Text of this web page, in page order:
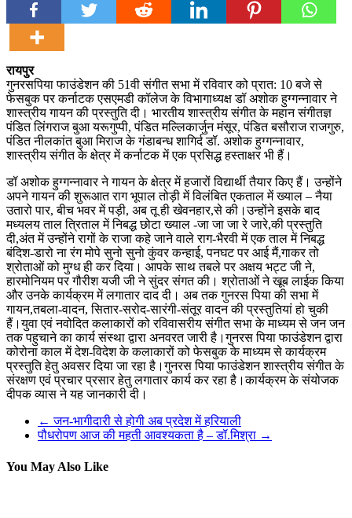
रायपुर
गुनरसपिया फाउंडेशन की 51वी संगीत सभा में रविवार को प्रात: 10 बजे से
फेसबुक पर कर्नाटक एसएमडी कॉलेज के विभागाध्यक्ष डॉ अशोक हुग्गन्नावार ने
शास्त्रीय गायन की प्रस्तुति दी। भारतीय शास्त्रीय संगीत के महान संगीतज्ञ
पंडित लिंगराज बुआ यरूगुप्पी, पंडित मल्लिकार्जुन मंसूर, पंडित बसौराज राजगुरु,
पंडित नीलकांत बुआ मिराज के गंडाबन्ध शागिर्द डॉ. अशोक हुग्गन्नावार,
शास्त्रीय संगीत के क्षेत्र में कर्नाटक में एक प्रसिद्ध हस्ताक्षर भी हैं।
डॉ अशोक हुग्गन्नावार ने गायन के क्षेत्र में हजारों विद्यार्थी तैयार किए हैं। उन्होंने
अपने गायन की शुरूआत राग भूपाल तोड़ी में विलंबित एकताल में ख्याल – नैया
उतारो पार, बीच भवर में पड़ी, अब तू ही खेवनहार,से की।उन्होंने इसके बाद
मध्यलय ताल त्रिताल में निबद्ध छोटा ख्याल -जा जा जा रे जारे,की प्रस्तुति
दी,अंत में उन्होंने रागों के राजा कहे जाने वाले राग-भैरवी में एक ताल में निबद्ध
बंदिश-डारो ना रंग मोपे सुनो सुनो कुंवर कन्हाई, पनघट पर आई मैं,गाकर तो
श्रोताओं को मुग्ध ही कर दिया। आपके साथ तबले पर अक्षय भट्ट जी ने,
हारमोनियम पर गौरीश यजी जी ने सुंदर संगत की। श्रोताओं ने खूब लाईक किया
और उनके कार्यक्रम में लगातार दाद दी। अब तक गुनरस पिया की सभा में
गायन,तबला-वादन, सितार-सरोद-सारंगी-संतूर वादन की प्रस्तुतियां हो चुकी
हैं।युवा एवं नवोदित कलाकारों को रविवासरीय संगीत सभा के माध्यम से जन जन
तक पहुचाने का कार्य संस्था द्वारा अनवरत जारी है।गुनरस पिया फाउंडेशन द्वारा
कोरोना काल में देश-विदेश के कलाकारों को फेसबुक के माध्यम से कार्यक्रम
प्रस्तुति हेतु अवसर दिया जा रहा है।गुनरस पिया फाउंडेशन शास्त्रीय संगीत के
संरक्षण एवं प्रचार प्रसार हेतु लगातार कार्य कर रहा है।कार्यक्रम के संयोजक
दीपक व्यास ने यह जानकारी दी।
← जन-भागीदारी से होगी अब प्रदेश में हरियाली
पौधरोपण आज की महती आवश्यकता है – डॉ.मिश्रा →
You May Also Like